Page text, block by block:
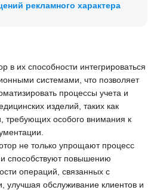
рекламного характера
в их способности интегрироваться
системами, что позволяет
процессы учета и
изделий, таких как
требующих особого внимания к
не только упрощают процесс
способствуют повышению
операций, связанных с
улучшая обслуживание клиентов и